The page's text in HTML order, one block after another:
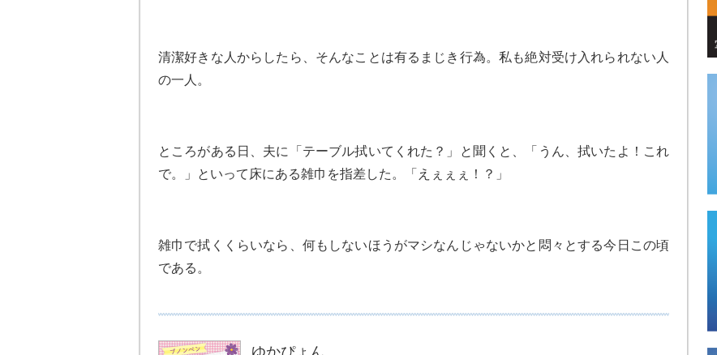
清潔好きな人からしたら、そんなことは有るまじき行為。私も絶対受け入れられない人
の一人。
ところがある日、夫に「テーブル拭いてくれた？」と聞くと、「うん、拭いたよ！これ
で。」といって床にある雑巾を指差した。「えぇぇぇ！？」
雑巾で拭くくらいなら、何もしないほうがマシなんじゃないかと悶々とする今日この頃
である。
ゆかぴょん